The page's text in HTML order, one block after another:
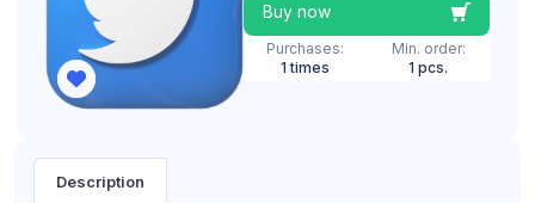
Buy now
Purchases:
1 times
Min. order:
1 pcs.
Description